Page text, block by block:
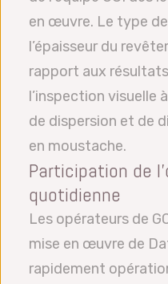
en œuvre. Le type
l’épaisseur du
rapport aux
l’inspection visuelle
de dispersion et de
en moustache.
Participation de
quotidienne
Les opérateurs de
mise en œuvre de
rapidement